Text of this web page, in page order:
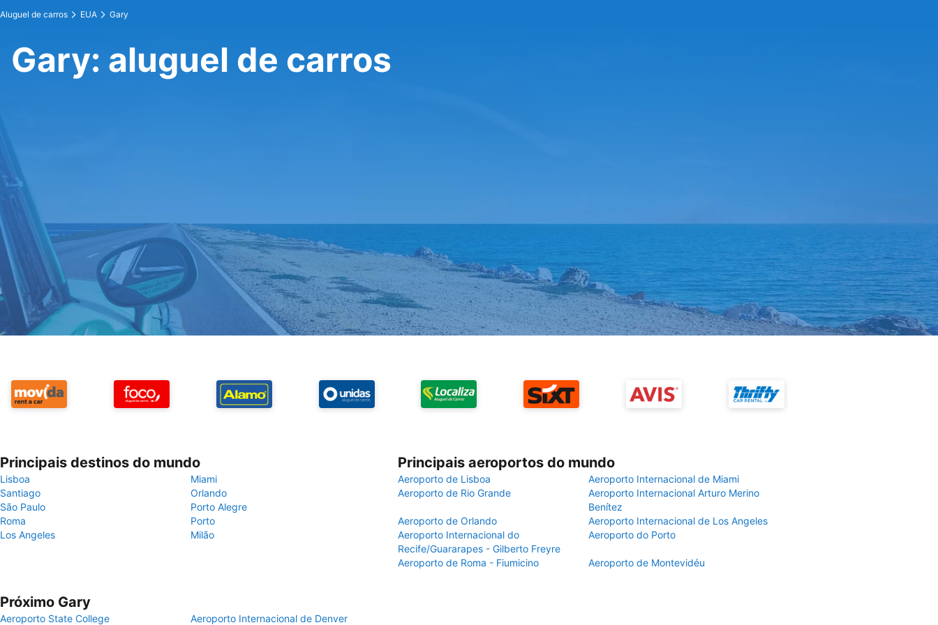
Aluguel de carros EUA Gary
Gary: aluguel de carros
Principais destinos do mundo
Lisboa
Miami
Santiago
Orlando
São Paulo
Porto Alegre
Roma
Porto
Los Angeles
Milão
Principais aeroportos do mundo
Aeroporto de Lisboa
Aeroporto Internacional de Miami
Aeroporto de Rio Grande
Aeroporto Internacional Arturo Merino
Benítez
Aeroporto de Orlando
Aeroporto Internacional de Los Angeles
Aeroporto Internacional do
Recife/Guararapes - Gilberto Freyre
Aeroporto do Porto
Aeroporto de Roma - Fiumicino Aeroporto de Montevidéu
Próximo Gary
Aeroporto State College Aeroporto Internacional de Denver